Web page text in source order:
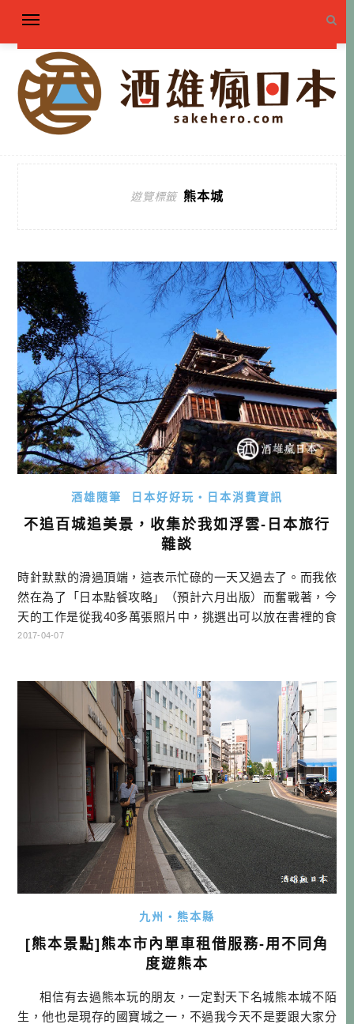
遊覽標籤 熊本城
酒雄隨筆 日本好好玩・日本消費資訊
不追百城追美景，收集於我如浮雲-日本旅行
雜談
時針默默的滑過頂端，這表示忙碌的一天又過去了。而我依
然在為了「日本點餐攻略」（預計六月出版）而奮戰著，今
天的工作是從我40多萬張照片中，挑選出可以放在書裡的食
物遺照，再來看看缺少哪些部分，會請插畫家來幫忙補齊。
日。（日本城郭協會於2006年指定日本百名城的機構）他們
在這一天有了重大發表， […]…
2017-04-07
九州・熊本縣
[熊本景點]熊本市內單車租借服務-用不同角
度遊熊本
相信有去過熊本玩的朋友，一定對天下名城熊本城不陌
生，他也是現存的國寶城之一，不過我今天不是要跟大家分